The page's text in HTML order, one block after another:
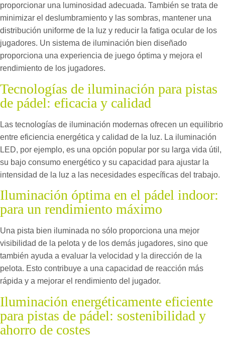
proporcionar una luminosidad adecuada. También se trata de
minimizar el deslumbramiento y las sombras, mantener una
distribución uniforme de la luz y reducir la fatiga ocular de los
jugadores. Un sistema de iluminación bien diseñado
proporciona una experiencia de juego óptima y mejora el
rendimiento de los jugadores.
Tecnologías de iluminación para pistas
de pádel: eficacia y calidad
Las tecnologías de iluminación modernas ofrecen un equilibrio
entre eficiencia energética y calidad de la luz. La iluminación
LED, por ejemplo, es una opción popular por su larga vida útil,
su bajo consumo energético y su capacidad para ajustar la
intensidad de la luz a las necesidades específicas del trabajo.
Iluminación óptima en el pádel indoor:
para un rendimiento máximo
Una pista bien iluminada no sólo proporciona una mejor
visibilidad de la pelota y de los demás jugadores, sino que
también ayuda a evaluar la velocidad y la dirección de la
pelota. Esto contribuye a una capacidad de reacción más
rápida y a mejorar el rendimiento del jugador.
Iluminación energéticamente eficiente
para pistas de pádel: sostenibilidad y
ahorro de costes